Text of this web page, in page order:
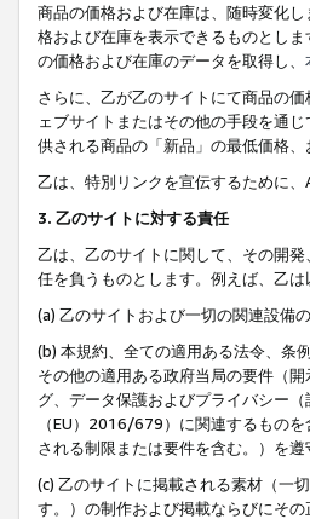
商品の価格および在庫は、随時変化
格および在庫を表示できるものとし
の価格および在庫のデータを取得し、
さらに、乙が乙のサイトにて商品の
ェブサイトまたはその他の手段を通
供される商品の「新品」の最低価格
乙は、特別リンクを宣伝するために
3. 乙のサイトに対する責任
乙は、乙のサイトに関して、その開
任を負うものとします。例えば、乙
(a) 乙のサイトおよび一切の関連設備の
(b) 本規約、全ての適用ある法令、条
その他の適用ある政府当局の要件（
グ、データ保護およびプライバシー
（EU）2016/679）に関連するもの
される制限または要件を含む。）を
(c) 乙のサイトに掲載される素材（一
す。）の制作および掲載ならびにそ